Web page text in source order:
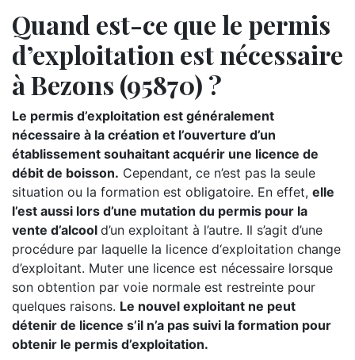
Quand est-ce que le permis
d’exploitation est nécessaire
à Bezons (95870) ?
Le permis d’exploitation est généralement
nécessaire à la création et l’ouverture d’un
établissement souhaitant acquérir une licence de
débit de boisson. Cependant, ce n’est pas la seule
situation ou la formation est obligatoire. En effet, elle
l’est aussi lors d’une mutation du permis pour la
vente d’alcool d’un exploitant à l’autre. Il s’agit d’une
procédure par laquelle la licence d‘exploitation change
d’exploitant. Muter une licence est nécessaire lorsque
son obtention par voie normale est restreinte pour
quelques raisons. Le nouvel exploitant ne peut
détenir de licence s’il n’a pas suivi la formation pour
obtenir le permis d’exploitation.